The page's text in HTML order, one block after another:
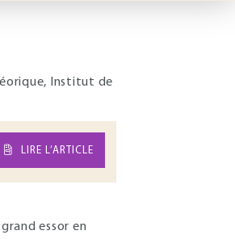
Institut de
LIRE L’ARTICLE
essor en